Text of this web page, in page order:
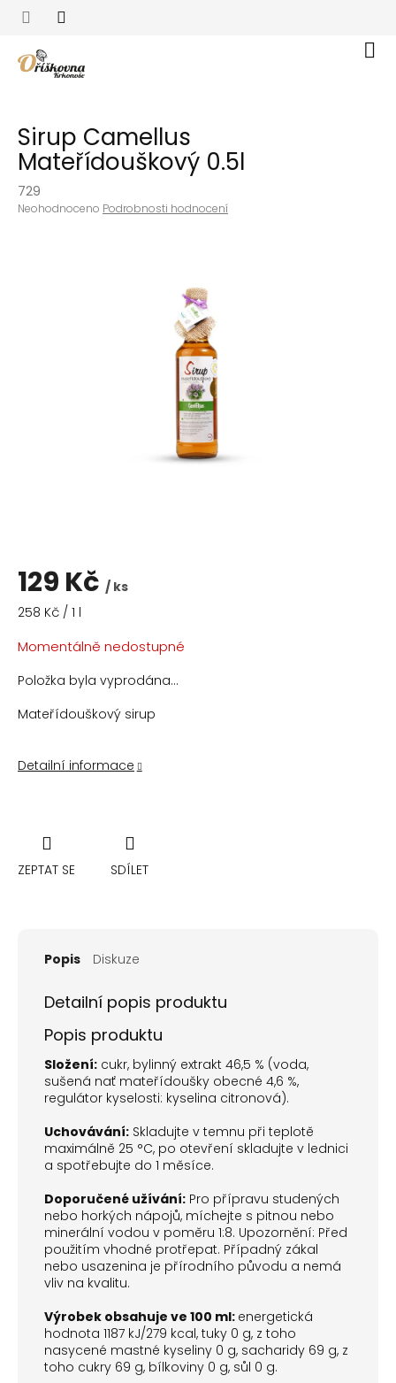
Přejít
Sirup Camellus
Mateřídouškový 0.5l
729
Průměrné
Neohodnoceno Podrobnosti hodnocení
129 Kč / ks
Měrná
258 Kč / 1 l
Momentálně nedostupné
Položka byla vyprodána…
Mateřídouškový sirup
Detailní informace
ZEPTAT SE SDÍLET
Popis Diskuze
Detailní popis produktu
Popis produktu
Složení: cukr, bylinný extrakt 46,5 % (voda,
sušená nať mateřídoušky obecné 4,6 %,
regulátor kyselosti: kyselina citronová).
Uchovávání: Skladujte v temnu při teplotě
maximálně 25 °C, po otevření skladujte v lednici
a spotřebujte do 1 měsíce.
Doporučené užívání: Pro přípravu studených
nebo horkých nápojů, míchejte s pitnou nebo
minerální vodou v poměru 1:8. Upozornění: Před
použitím vhodné protřepat. Případný zákal
nebo usazenina je přírodního původu a nemá
vliv na kvalitu.
Výrobek obsahuje ve 100 ml: energetická
hodnota 1187 kJ/279 kcal, tuky 0 g, z toho
nasycené mastné kyseliny 0 g, sacharidy 69 g, z
toho cukry 69 g, bílkoviny 0 g, sůl 0 g.